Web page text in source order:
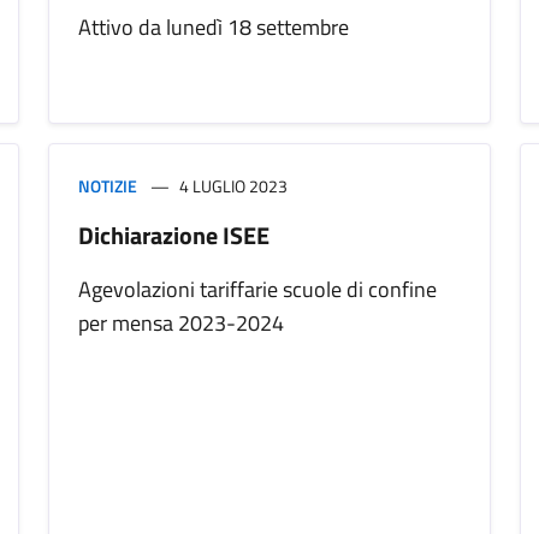
Attivo da lunedì 18 settembre
NOTIZIE 4 LUGLIO 2023
Dichiarazione ISEE
Agevolazioni tariffarie scuole di confine
per mensa 2023-2024